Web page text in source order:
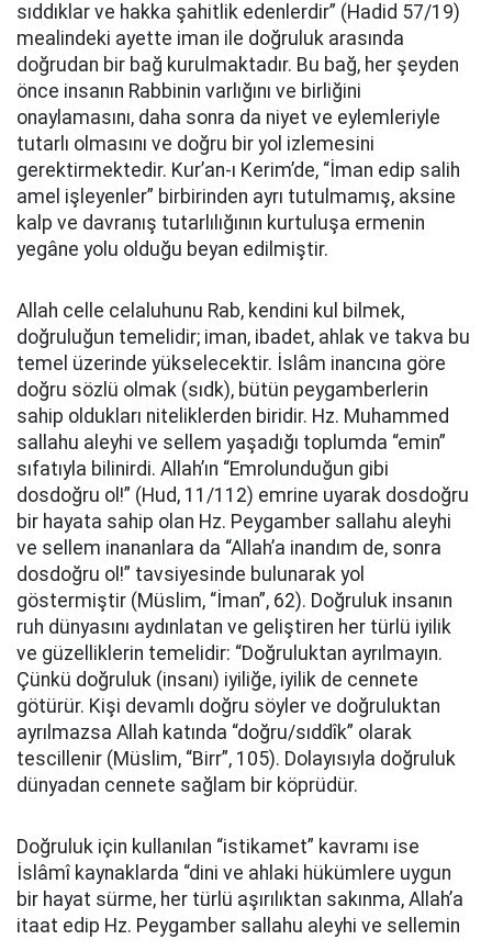
sıddıklar ve hakka şahitlik edenlerdir” (Hadid 57/19)
mealindeki ayette iman ile doğruluk arasında
doğrudan bir bağ kurulmaktadır. Bu bağ, her şeyden
önce insanın Rabbinin varlığını ve birliğini
onaylamasını, daha sonra da niyet ve eylemleriyle
tutarlı olmasını ve doğru bir yol izlemesini
gerektirmektedir. Kur’an-ı Kerim’de, “İman edip salih
amel işleyenler” birbirinden ayrı tutulmamış, aksine
kalp ve davranış tutarlılığının kurtuluşa ermenin
yegâne yolu olduğu beyan edilmiştir.
Allah celle celaluhunu Rab, kendini kul bilmek,
doğruluğun temelidir; iman, ibadet, ahlak ve takva bu
temel üzerinde yükselecektir. İslâm inancına göre
doğru sözlü olmak (sıdk), bütün peygamberlerin
sahip oldukları niteliklerden biridir. Hz. Muhammed
sallahu aleyhi ve sellem yaşadığı toplumda “emin”
sıfatıyla bilinirdi. Allah’ın “Emrolunduğun gibi
dosdoğru ol!” (Hud, 11/112) emrine uyarak dosdoğru
bir hayata sahip olan Hz. Peygamber sallahu aleyhi
ve sellem inananlara da “Allah’a inandım de, sonra
dosdoğru ol!” tavsiyesinde bulunarak yol
göstermiştir (Müslim, “İman”, 62). Doğruluk insanın
ruh dünyasını aydınlatan ve geliştiren her türlü iyilik
ve güzelliklerin temelidir: “Doğruluktan ayrılmayın.
Çünkü doğruluk (insanı) iyiliğe, iyilik de cennete
götürür. Kişi devamlı doğru söyler ve doğruluktan
ayrılmazsa Allah katında “doğru/sıddîk” olarak
tescillenir (Müslim, “Birr”, 105). Dolayısıyla doğruluk
dünyadan cennete sağlam bir köprüdür.
Doğruluk için kullanılan “istikamet” kavramı ise
İslâmî kaynaklarda “dini ve ahlaki hükümlere uygun
bir hayat sürme, her türlü aşırılıktan sakınma, Allah’a
itaat edip Hz. Peygamber sallahu aleyhi ve sellemin